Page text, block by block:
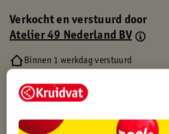
Verkocht en verstuurd door
Atelier 49 Nederland BV
Binnen 1 werkdag verstuurd
Gratis retourneren via verkooppartner.
Gratis punten met je Kruidvat kaart